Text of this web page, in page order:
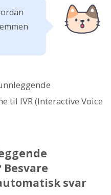
til IVR (Interactive Voice
Besvare
svar